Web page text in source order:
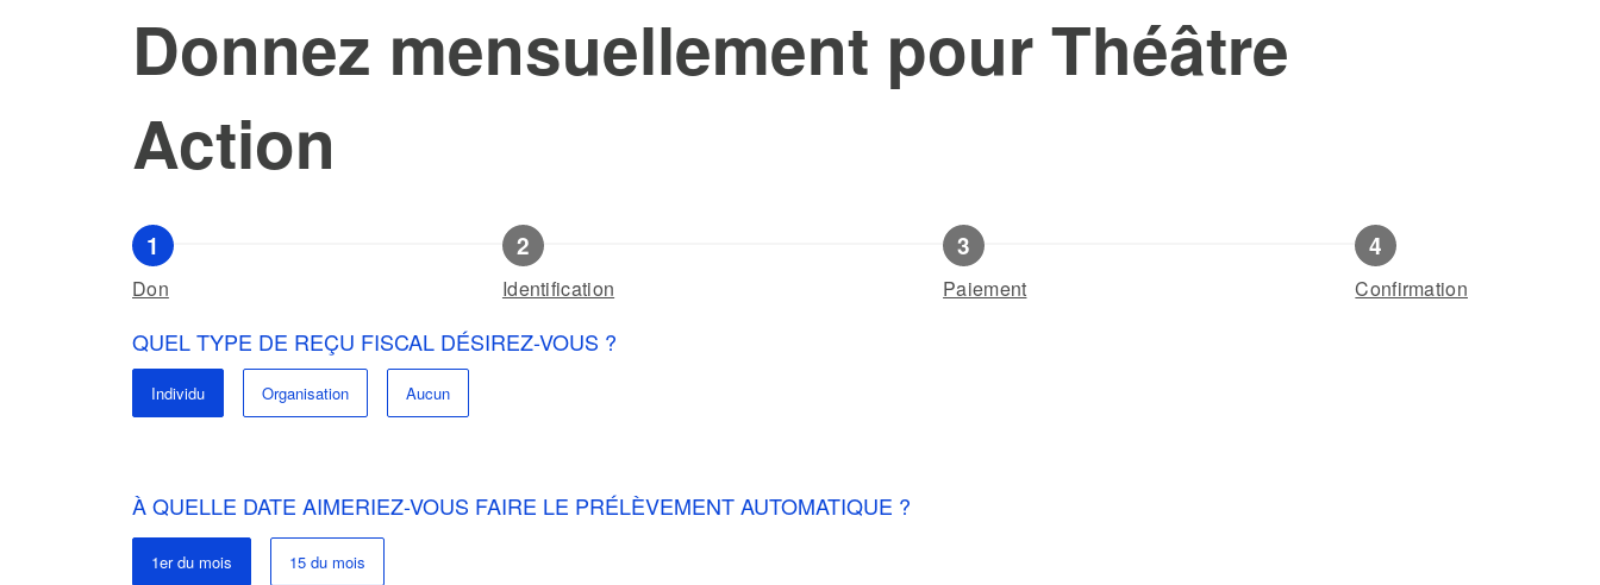
Donnez mensuellement pour Théâtre
Action
Don Identification Paiement Confirmation
QUEL TYPE DE REÇU FISCAL DÉSIREZ-VOUS ?
Individu Organisation Aucun
À QUELLE DATE AIMERIEZ-VOUS FAIRE LE PRÉLÈVEMENT AUTOMATIQUE ?
1er du mois 15 du mois